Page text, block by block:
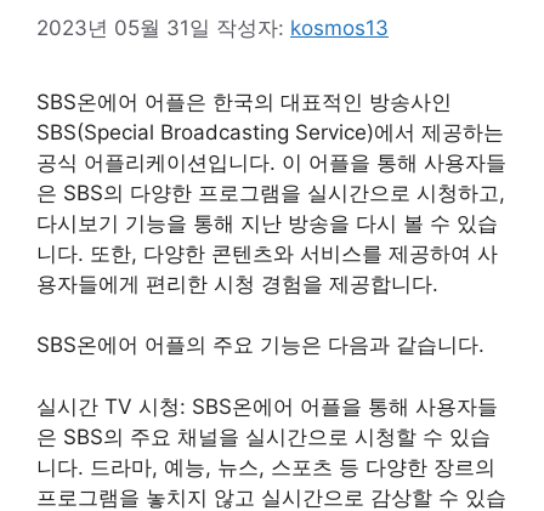
2023년 05월 31일 작성자: kosmos13
SBS온에어 어플은 한국의 대표적인 방송사인
SBS(Special Broadcasting Service)에서 제공하는
공식 어플리케이션입니다. 이 어플을 통해 사용자들
은 SBS의 다양한 프로그램을 실시간으로 시청하고,
다시보기 기능을 통해 지난 방송을 다시 볼 수 있습
니다. 또한, 다양한 콘텐츠와 서비스를 제공하여 사
용자들에게 편리한 시청 경험을 제공합니다.
SBS온에어 어플의 주요 기능은 다음과 같습니다.
실시간 TV 시청: SBS온에어 어플을 통해 사용자들
은 SBS의 주요 채널을 실시간으로 시청할 수 있습
니다. 드라마, 예능, 뉴스, 스포츠 등 다양한 장르의
프로그램을 놓치지 않고 실시간으로 감상할 수 있습